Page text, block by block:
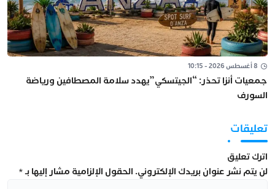
8 أغسطس 2026 - 10:15
جمعيات أنزا تحذر: “الجيتسكي”يهدد سلامة المصطافين ورياضة
السورف
تعليقات
اترك تعليق
لن يتم نشر عنوان بريدك الإلكتروني. الحقول الإلزامية مشار إليها بـ*